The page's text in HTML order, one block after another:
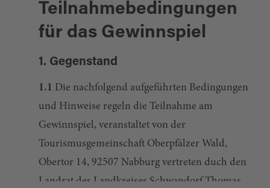
Teilnahmebedingungen
für das Gewinnspiel
1. Gegenstand
1.1 Die nachfolgend aufgeführten Bedingungen
und Hinweise regeln die Teilnahme am
Gewinnspiel, veranstaltet von der
Tourismusgemeinschaft Oberpfälzer Wald,
Obertor 14, 92507 Nabburg vertreten duch den
Landrat des Landkreises Schwandorf Thomas